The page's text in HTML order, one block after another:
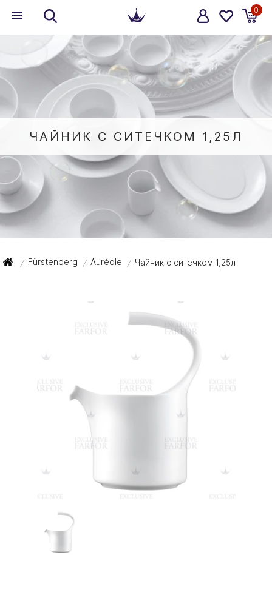
0
ЧАЙНИК С СИТЕЧКОМ 1,25Л
/ Fürstenberg / Auréole / Чайник с ситечком 1,25л